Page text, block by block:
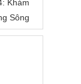
Khám
Sông